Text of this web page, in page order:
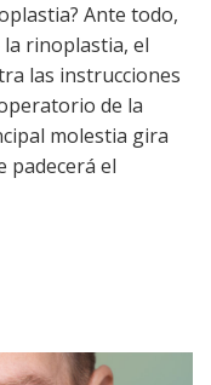
Ante todo,
rinoplastia, el
las instrucciones
de la
molestia gira
padecerá el